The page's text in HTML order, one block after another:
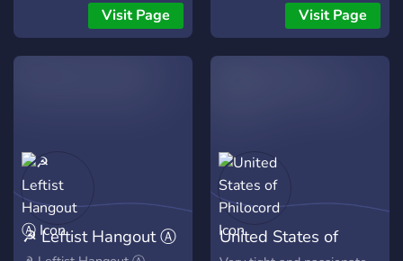
partidas de zombies, jogos
co-op e também mantemos
um pequeno servidor de
Visit Page
misión. España, unidad de
destino en lo universal, ha
sido traicionada por
en la idea, intransigente en
el deber. Cada hogar será
un cuartel y cada camarada
un soldado de la Patria.
Continuarás la obra de los
Visit Page
☭ Leftist Hangout Ⓐ
United States of